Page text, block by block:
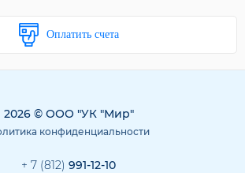
Оплатить счета
2026 © ООО "УК "Мир"
конфиденциальности
+ 7 (812) 991-12-10